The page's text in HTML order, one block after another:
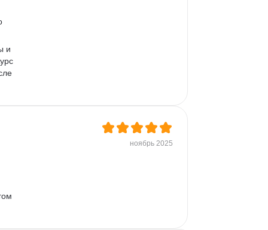
и
ноябрь 2025